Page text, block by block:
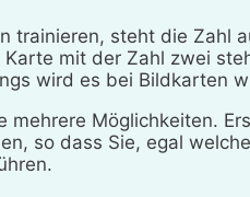
trainieren, steht die Zahl
mit der Zahl zwei
wird es bei Bildkarten
mehrere Möglichkeiten.
so dass Sie, egal